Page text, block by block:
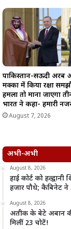
पाकिस्तान-सऊदी अरब
मक्का में किया रक्षा
हमला तो माना जाएगा
भारत ने कहा- हमारी
August 7, 2026
अभी-अभी
August 8, 2026
हाई कोर्ट को
हजार पौधे; कैबिनेट ने
August 8, 2026
अतीक के बेटे अबान की
मिलीं 23 चोटें!